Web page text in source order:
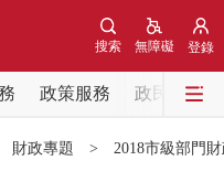
登錄
無障礙
搜索
政策服務
政民互動
財政專題 > 2018市級部門